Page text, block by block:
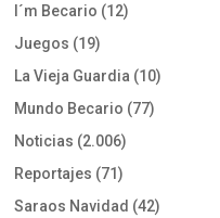
I´m Becario (12)
Juegos (19)
La Vieja Guardia (10)
Mundo Becario (77)
Noticias (2.006)
Reportajes (71)
Saraos Navidad (42)